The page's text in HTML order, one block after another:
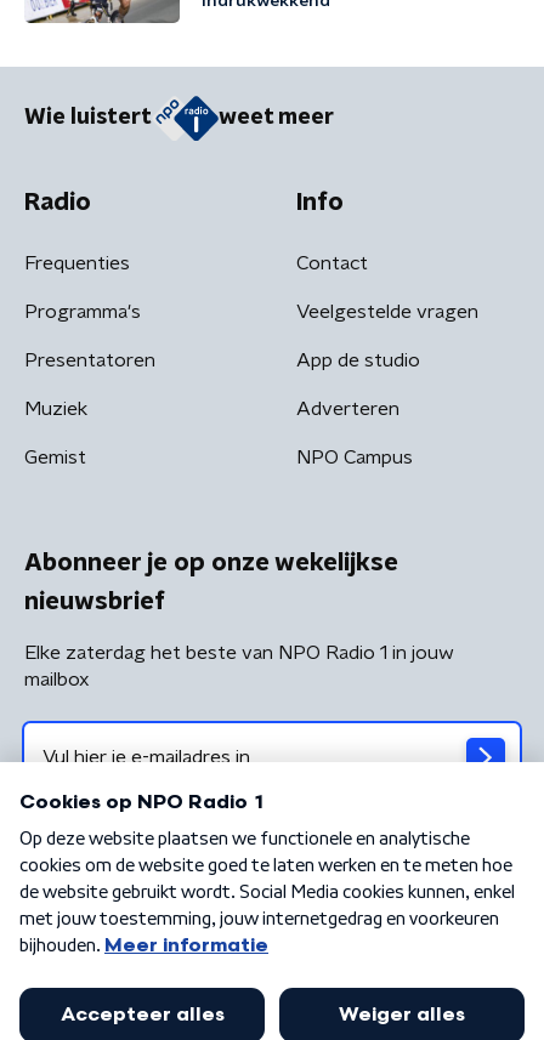
Wie luistert weet meer
Radio
Frequenties
Programma's
Presentatoren
Muziek
Gemist
Info
Contact
Veelgestelde vragen
App de studio
Adverteren
NPO Campus
Abonneer je op onze wekelijkse
nieuwsbrief
Elke zaterdag het beste van NPO Radio 1 in jouw
mailbox
Algemene voorwaarden